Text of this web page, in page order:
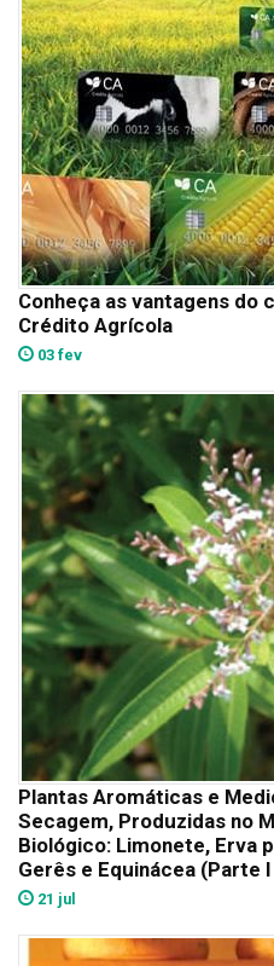
Conheça as vantagens do
Crédito Agrícola
03 fev
Plantas Aromáticas e
Secagem, Produzidas no
Biológico: Limonete, Erva
Gerês e Equinácea (Parte
21 jul